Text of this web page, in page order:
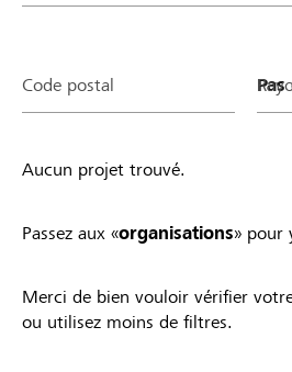
Code postal
Aucun projet trouvé.
Passez aux «organisations» pour
Merci de bien vouloir vérifier
ou utilisez moins de filtres.